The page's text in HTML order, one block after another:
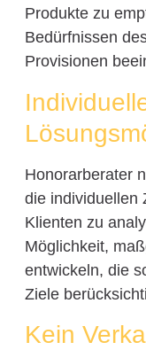
Produkte zu
Bedürfnissen
Provisionen
Honorarberater
die individuellen
Klienten zu
Möglichkeit,
entwickeln, die
Ziele
Kein